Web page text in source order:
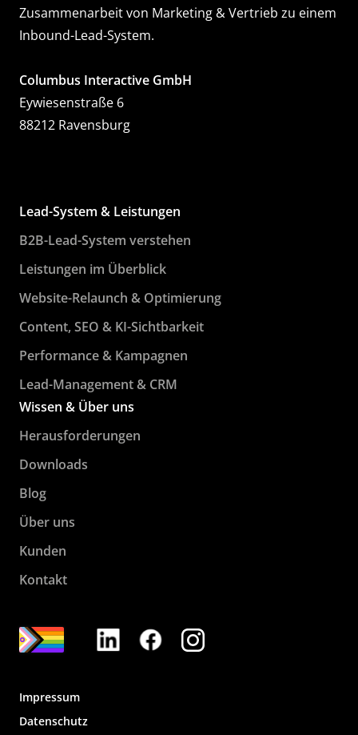
Zusammenarbeit von Marketing & Vertrieb zu einem
Inbound-Lead-System.
Columbus Interactive GmbH
Eywiesenstraße 6
88212 Ravensburg
Lead-System & Leistungen
B2B-Lead-System verstehen
Leistungen im Überblick
Website-Relaunch & Optimierung
Content, SEO & KI-Sichtbarkeit
Performance & Kampagnen
Lead-Management & CRM
Wissen & Über uns
Herausforderungen
Downloads
Blog
Über uns
Kunden
Kontakt
Impressum
Datenschutz